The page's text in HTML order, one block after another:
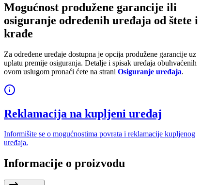
Mogućnost produžene garancije ili
osiguranje određenih uređaja od štete i
krađe
Za određene uređaje dostupna je opcija produžene garancije uz
uplatu premije osiguranja. Detalje i spisak uređaja obuhvaćenih
ovom uslugom pronaći ćete na strani Osiguranje uređaja.
Reklamacija na kupljeni uređaj
Informišite se o mogućnostima povrata i reklamacije kupljenog
uređaja.
Informacije o proizvodu